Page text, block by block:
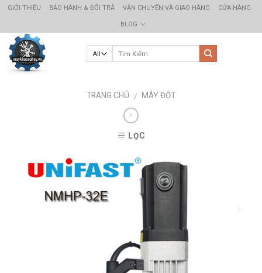
Skip
content
GIỚI THIỆU BẢO HÀNH & ĐỔI TRẢ VẬN CHUYỂN VÀ GIAO HÀNG CỬA HÀNG
BLOG
TRANG CHỦ / MÁY ĐỘT
LỌC